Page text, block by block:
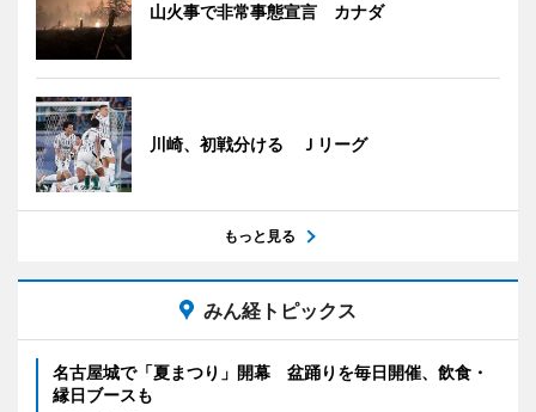
山火事で非常事態宣言 カナダ
川崎、初戦分ける Ｊリーグ
もっと見る
みん経トピックス
名古屋城で「夏まつり」開幕 盆踊りを毎日開催、飲食・
縁日ブースも